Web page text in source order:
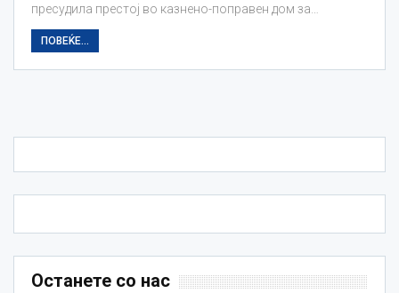
пресудила престој во казнено-поправен дом за…
ПОВЕЌЕ...
Останете со нас